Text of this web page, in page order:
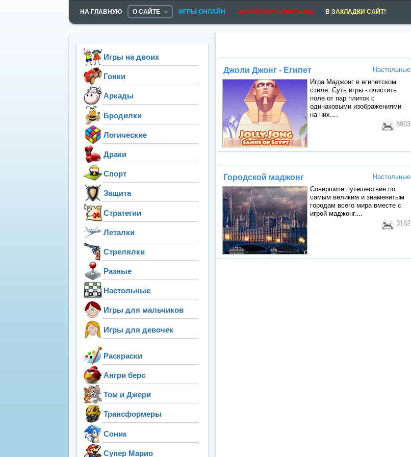
НА ГЛАВНУЮ О САЙТЕ ИГРЫ ОНЛАЙН ОНЛАЙН МУЛЬТФИЛЬМЫ
В ЗАКЛАДКИ САЙТ!
Джоли Джонг - Египет
Настольные
Игра Маджонг в египетском
стиле. Суть игры - очистить
поле от пар плиток с
одинаковыми изображениями
на них....
8903
Городской маджонг
Настольные
Совершите путешествие по
самым великим и знаменитым
городам всего мира вместе с
игрой маджонг....
3162
Игры на двоих
Гонки
Аркады
Бродилки
Логические
Драки
Спорт
Защита
Стратегии
Леталки
Стрелялки
Разные
Настольные
Игры для мальчиков
Игры для девочек
Раскраски
Ангри берс
Том и Джери
Трансформеры
Соник
Супер Марио